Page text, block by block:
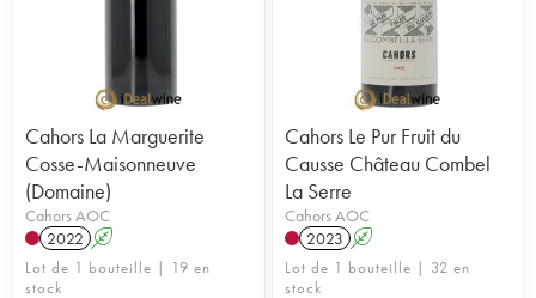
Cahors La Marguerite
Cosse-Maisonneuve
(Domaine)
Cahors AOC
2022 A
Lot de 1 bouteille | 19 en
stock
Cahors Le Pur Fruit du
Causse Château Combel
La Serre
Cahors AOC
2023 A
Lot de 1 bouteille | 32 en
stock